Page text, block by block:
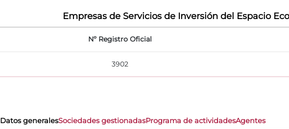
Empresas de Servicios de Inversión del Espacio
Nº Registro Oficial
3902
Datos generalesSociedades gestionadasPrograma de actividadesAgentes